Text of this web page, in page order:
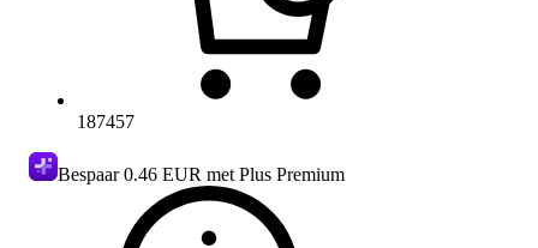
187457
Bespaar0.46 EUR met Plus Premium